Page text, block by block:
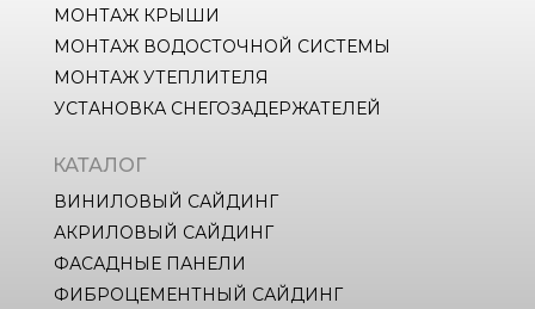
МОНТАЖ КРЫШИ
МОНТАЖ ВОДОСТОЧНОЙ СИСТЕМЫ
МОНТАЖ УТЕПЛИТЕЛЯ
УСТАНОВКА СНЕГОЗАДЕРЖАТЕЛЕЙ
КАТАЛОГ
ВИНИЛОВЫЙ САЙДИНГ
АКРИЛОВЫЙ САЙДИНГ
ФАСАДНЫЕ ПАНЕЛИ
ФИБРОЦЕМЕНТНЫЙ САЙДИНГ